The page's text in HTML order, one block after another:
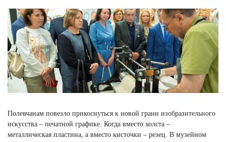
Полевчанам повезло прикоснуться к новой грани изобразительного
искусства – печатной графике. Когда вместо холста –
металлическая пластина, а вместо кисточки – резец. В музейном